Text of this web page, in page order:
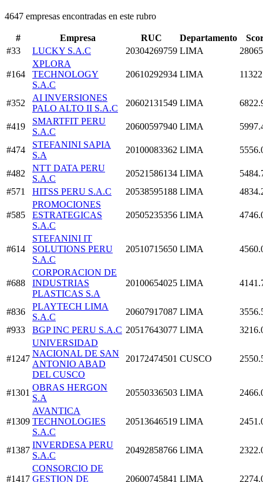
4647 empresas encontradas en este rubro
# Empresa RUC Departamento
#33
LUCKY S.A.C 20304269759 LIMA
#164
XPLORA
TECHNOLOGY
S.A.C
20610292934 LIMA
#352
AI INVERSIONES
PALO ALTO II S.A.C
20602131549 LIMA
#419
SMARTFIT PERU
S.A.C
20600597940 LIMA
#474
STEFANINI SAPIA
S.A
20100083362 LIMA
#482
NTT DATA PERU
S.A.C
20521586134 LIMA
#571
HITSS PERU S.A.C 20538595188 LIMA
#585
PROMOCIONES
ESTRATEGICAS
S.A.C
20505235356 LIMA
#614
STEFANINI IT
SOLUTIONS PERU
S.A.C
20510715650 LIMA
#688
CORPORACION DE
INDUSTRIAS
PLASTICAS S.A
20100654025 LIMA
#836
PLAYTECH LIMA
S.A.C
20607917087 LIMA
#933
BGP INC PERU S.A.C 20517643077 LIMA
#1247
UNIVERSIDAD
NACIONAL DE SAN
ANTONIO ABAD
DEL CUSCO
20172474501 CUSCO
#1301
OBRAS HERGON
S.A
20550336503 LIMA
#1309
AVANTICA
TECHNOLOGIES
S.A.C
20513646519 LIMA
#1387
INVERDESA PERU
S.A.C
20492858766 LIMA
#1417
CONSORCIO DE
GESTION DE
20600745841 LIMA